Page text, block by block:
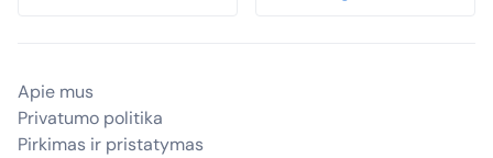
Apie mus
Privatumo politika
Pirkimas ir pristatymas